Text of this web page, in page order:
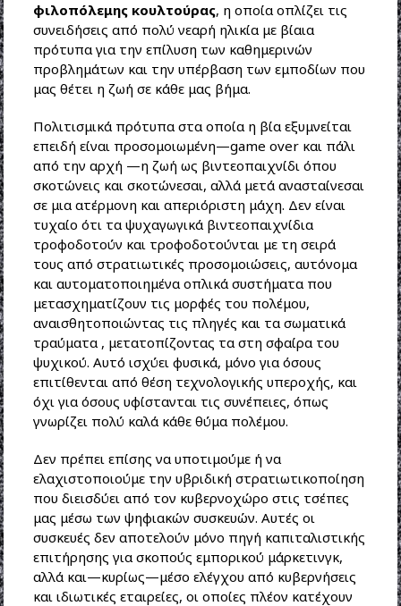
φιλοπόλεμης κουλτούρας, η οποία οπλίζει τις
συνειδήσεις από πολύ νεαρή ηλικία με βίαια
πρότυπα για την επίλυση των καθημερινών
προβλημάτων και την υπέρβαση των εμποδίων που
μας θέτει η ζωή σε κάθε μας βήμα.
Πολιτισμικά πρότυπα στα οποία η βία εξυμνείται
επειδή είναι προσομοιωμένη—game over και πάλι
από την αρχή —η ζωή ως βιντεοπαιχνίδι όπου
σκοτώνεις και σκοτώνεσαι, αλλά μετά ανασταίνεσαι
σε μια ατέρμονη και απεριόριστη μάχη. Δεν είναι
τυχαίο ότι τα ψυχαγωγικά βιντεοπαιχνίδια
τροφοδοτούν και τροφοδοτούνται με τη σειρά
τους από στρατιωτικές προσομοιώσεις, αυτόνομα
και αυτοματοποιημένα οπλικά συστήματα που
μετασχηματίζουν τις μορφές του πολέμου,
αναισθητοποιώντας τις πληγές και τα σωματικά
τραύματα , μετατοπίζοντας τα στη σφαίρα του
ψυχικού. Αυτό ισχύει φυσικά, μόνο για όσους
επιτίθενται από θέση τεχνολογικής υπεροχής, και
όχι για όσους υφίστανται τις συνέπειες, όπως
γνωρίζει πολύ καλά κάθε θύμα πολέμου.
Δεν πρέπει επίσης να υποτιμούμε ή να
ελαχιστοποιούμε την υβριδική στρατιωτικοποίηση
που διεισδύει από τον κυβερνοχώρο στις τσέπες
μας μέσω των ψηφιακών συσκευών. Αυτές οι
συσκευές δεν αποτελούν μόνο πηγή καπιταλιστικής
επιτήρησης για σκοπούς εμπορικού μάρκετινγκ,
αλλά και—κυρίως—μέσο ελέγχου από κυβερνήσεις
και ιδιωτικές εταιρείες, οι οποίες πλέον κατέχουν